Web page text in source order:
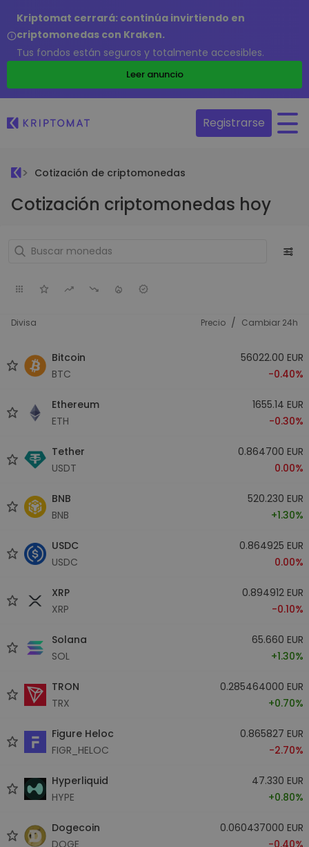
Kriptomat cerrará: continúa invirtiendo en
criptomonedas con Kraken.
Tus fondos están seguros y totalmente accesibles.
Leer anuncio
Registrarse
Cotización de criptomonedas
Cotización criptomonedas hoy
Divisa Precio / Cambiar 24h
Bitcoin
BTC
56022.00 EUR
-0.40%
Ethereum
ETH
1655.14 EUR
-0.30%
Tether
USDT
0.864700 EUR
0.00%
BNB
BNB
520.230 EUR
+1.30%
USDC
USDC
0.864925 EUR
0.00%
XRP
XRP
0.894912 EUR
-0.10%
Solana
SOL
65.660 EUR
+1.30%
TRON
TRX
0.285464000 EUR
+0.70%
Figure Heloc
FIGR_HELOC
0.865827 EUR
-2.70%
Hyperliquid
HYPE
47.330 EUR
+0.80%
Dogecoin
DOGE
0.060437000 EUR
-0.40%